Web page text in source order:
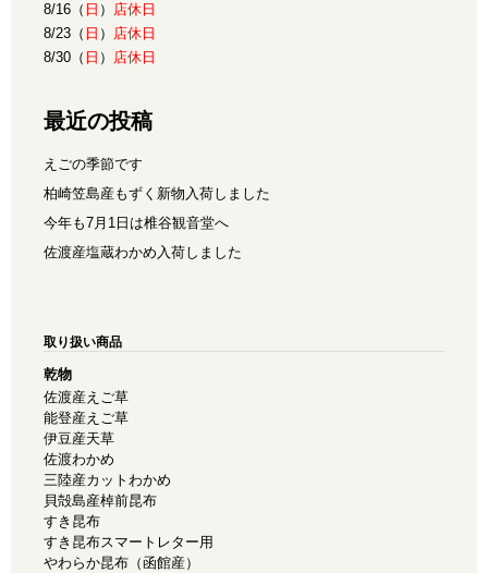
8/16（ 日 ） 店休日
8/23（ 日 ） 店休日
8/30（ 日 ） 店休日
最近の投稿
えごの季節です
柏崎笠島産もずく新物入荷しました
今年も7月1日は椎谷観音堂へ
佐渡産塩蔵わかめ入荷しました
取り扱い商品
乾物
佐渡産えご草
能登産えご草
伊豆産天草
佐渡わかめ
三陸産カットわかめ
貝殻島産棹前昆布
すき昆布
すき昆布スマートレター用
やわらか昆布（函館産）